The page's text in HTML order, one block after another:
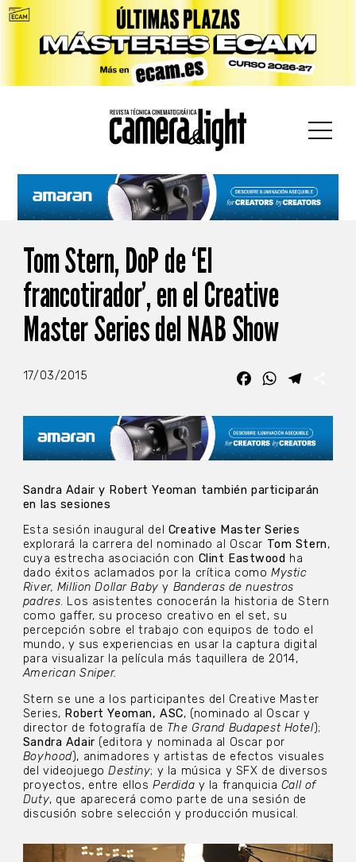
Tom Stern, DoP de ‘El
francotirador’, en el Creative
Master Series del NAB Show
17/03/2015 FacebookWhatsApp
Sandra Adair y Robert Yeoman también participarán
en las sesiones
Esta sesión inaugural del Creative Master Series
explorará la carrera del nominado al Oscar Tom Stern,
cuya estrecha asociación con Clint Eastwood ha
dado éxitos aclamados por la crítica como Mystic
River, Million Dollar Babyy Banderas de nuestros
padres. Los asistentes conocerán la historia de Stern
como gaffer, su proceso creativo en el set, su
percepción sobre el trabajo con equipos de todo el
mundo, y sus experiencias en usar la captura digital
para visualizar la película más taquillera de 2014,
American Sniper.
Stern se une a los participantes del Creative Master
Series, Robert Yeoman, ASC, (nominado al Oscar y
director de fotografía de The Grand Budapest Hotel);
Sandra Adair (editora y nominada al Oscar por
Boyhood), animadores y artistas de efectos visuales
del videojuegoDestiny; y la música y SFX de diversos
proyectos, entre ellosPerdida y la franquicia Call of
Duty, que aparecerá como parte de una sesión de
discusión sobre selección y producción musical.